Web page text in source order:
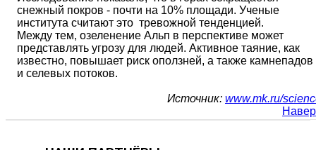
снежный покров - почти на 10% площади. Ученые
института считают это тревожной тенденцией.
Между тем, озеленение Альп в перспективе может
представлять угрозу для людей. Активное таяние, как
известно, повышает риск оползней, а также камнепадов
и селевых потоков.
Источник: www.mk.ru/